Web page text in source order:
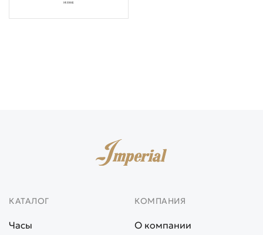
КАТАЛОГ
Часы
КОМПАНИЯ
О компании